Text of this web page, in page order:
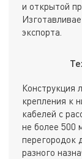
и открытой
экспорта.
Конструкция
крепления к
кабелей с
не более 500
перегородок
разного